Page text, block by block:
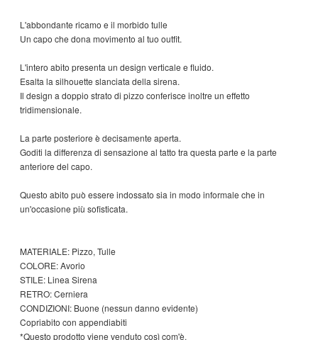
L'abbondante ricamo e il morbido tulle
Un capo che dona movimento al tuo outfit.
L'intero abito presenta un design verticale e fluido.
Esalta la silhouette slanciata della sirena.
Il design a doppio strato di pizzo conferisce inoltre un effetto
tridimensionale.
La parte posteriore è decisamente aperta.
Goditi la differenza di sensazione al tatto tra questa parte e la parte
anteriore del capo.
Questo abito può essere indossato sia in modo informale che in
un'occasione più sofisticata.
MATERIALE: Pizzo, Tulle
COLORE: Avorio
STILE: Linea Sirena
RETRO: Cerniera
CONDIZIONI: Buone (nessun danno evidente)
Copriabito con appendiabiti
*Questo prodotto viene venduto così com'è.